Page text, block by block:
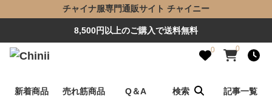
チャイナ服専門通販サイト チャイニー
8,500円以上のご購入で送料無料
0 0
新着商品 売れ筋商品 Q＆A 検索 記事一覧